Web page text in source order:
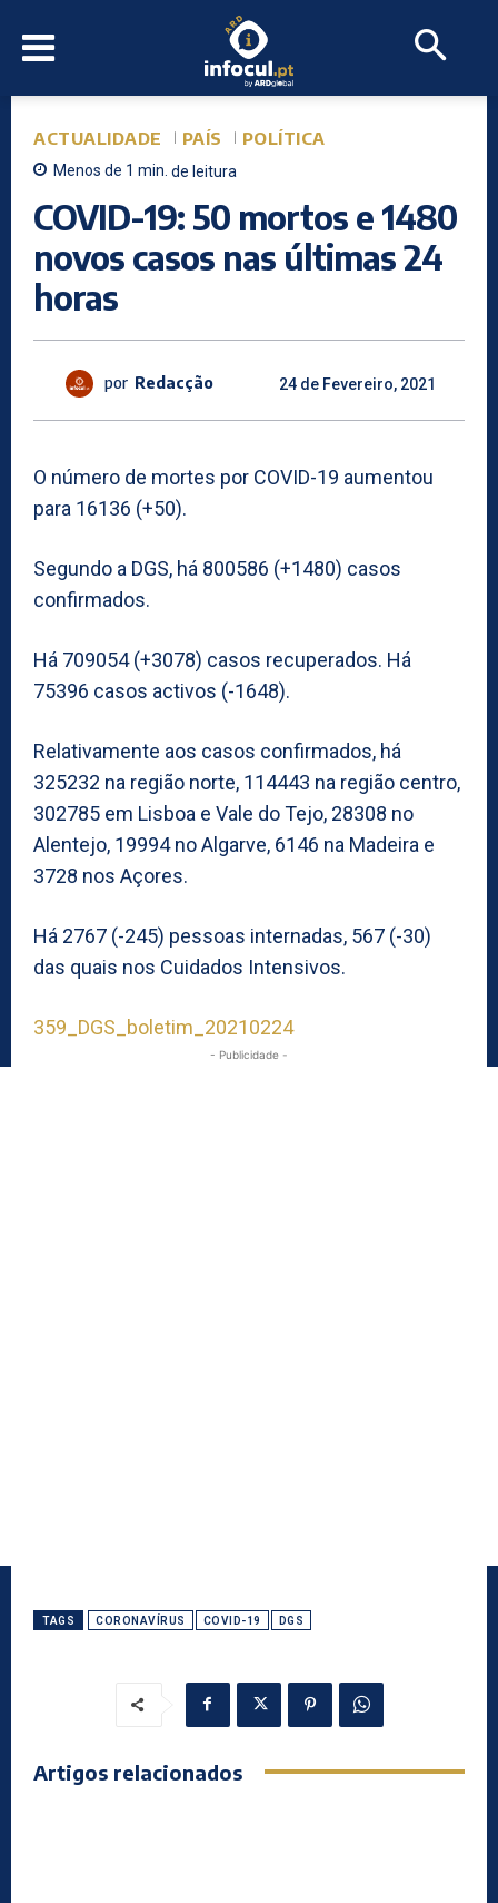
ACTUALIDADE PAÍS POLÍTICA
Menos de 1 min. de leitura
COVID-19: 50 mortos e 1480
novos casos nas últimas 24
horas
por Redacção 24 de Fevereiro, 2021
O número de mortes por COVID-19 aumentou
para 16136 (+50).
Segundo a DGS, há 800586 (+1480) casos
confirmados.
Há 709054 (+3078) casos recuperados. Há
75396 casos activos (-1648).
Relativamente aos casos confirmados, há
325232 na região norte, 114443 na região centro,
302785 em Lisboa e Vale do Tejo, 28308 no
Alentejo, 19994 no Algarve, 6146 na Madeira e
3728 nos Açores.
Há 2767 (-245) pessoas internadas, 567 (-30)
das quais nos Cuidados Intensivos.
359_DGS_boletim_20210224
- Publicidade -
TAGS CORONAVÍRUS COVID-19 DGS
Artigos relacionados